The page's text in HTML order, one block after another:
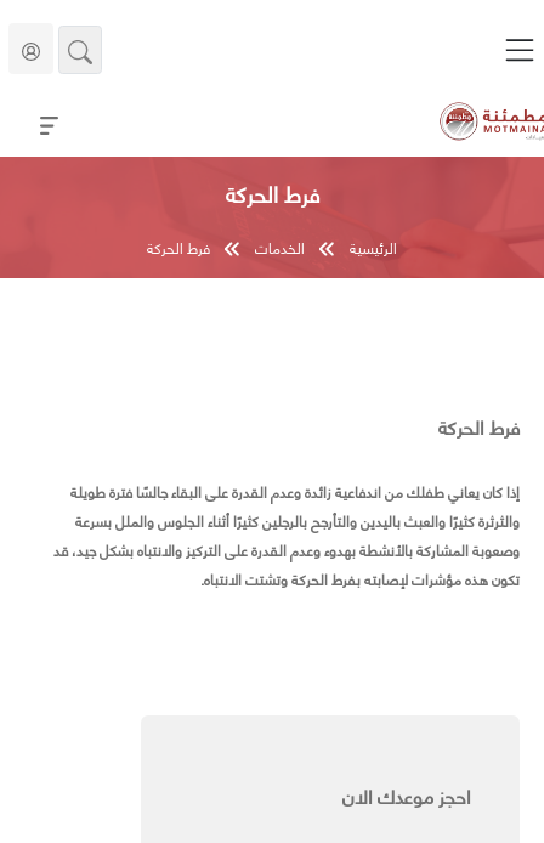
فرط الحركة
الرئيسية الخدمات فرط الحركة
فرط الحركة
إذا كان يعاني طفلك من اندفاعية زائدة وعدم القدرة على البقاء جالسًا فترة طويلة
والثرثرة كثيرًا والعبث باليدين والتأرجح بالرجلين كثيرًا أثناء الجلوس والملل بسرعة
وصعوبة المشاركة بالأنشطة بهدوء وعدم القدرة على التركيز والانتباه بشكل جيد، قد
تكون هذه مؤشرات لإصابته بفرط الحركة وتشتت الانتباه.
احجز موعدك الان